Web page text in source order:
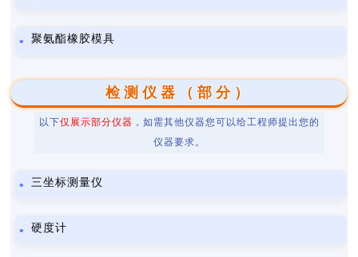
聚氨酯橡胶模具
检测仪器（部分）
以下仅展示部分仪器 ，如需其他仪器您可以给工程师提出您的
仪器要求。
三坐标测量仪
硬度计